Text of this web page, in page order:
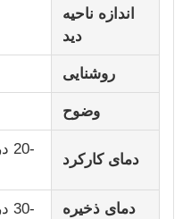
نمایشگر LCD TFT
صفحه نمایش IPS LCD
صفحه لمسی TFT LCD
اندازه ناحیه
دید
روشنایی
وضوح
دمای کارکرد
دمای ذخیره